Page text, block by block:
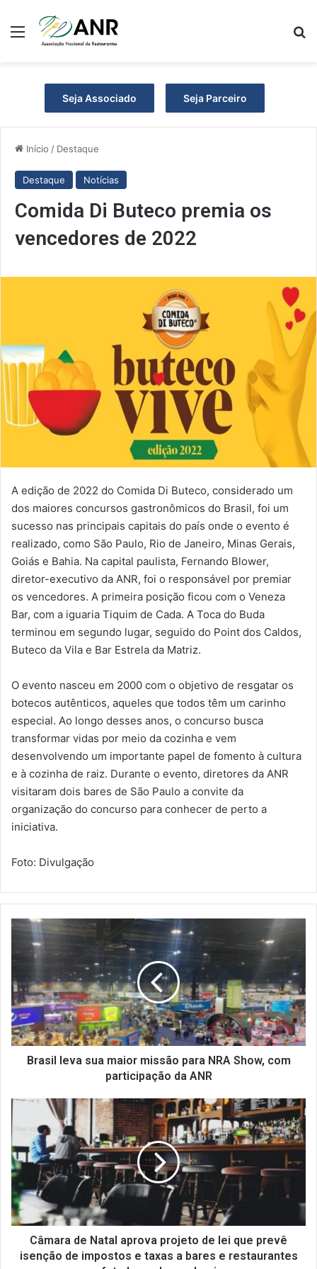
Menu
Seja Associado Seja Parceiro
Início / Destaque
Destaque Notícias
Comida Di Buteco premia os
vencedores de 2022
A edição de 2022 do Comida Di Buteco, considerado um
dos maiores concursos gastronômicos do Brasil, foi um
sucesso nas principais capitais do país onde o evento é
realizado, como São Paulo, Rio de Janeiro, Minas Gerais,
Goiás e Bahia. Na capital paulista, Fernando Blower,
diretor-executivo da ANR, foi o responsável por premiar
os vencedores. A primeira posição ficou com o Veneza
Bar, com a iguaria Tiquim de Cada. A Toca do Buda
terminou em segundo lugar, seguido do Point dos Caldos,
Buteco da Vila e Bar Estrela da Matriz.
O evento nasceu em 2000 com o objetivo de resgatar os
botecos autênticos, aqueles que todos têm um carinho
especial. Ao longo desses anos, o concurso busca
transformar vidas por meio da cozinha e vem
desenvolvendo um importante papel de fomento à cultura
e à cozinha de raiz. Durante o evento, diretores da ANR
visitaram dois bares de São Paulo a convite da
organização do concurso para conhecer de perto a
iniciativa.
Foto: Divulgação
B
i
l
l
e
v
a
m
a
i
o
r
m
i
s
Brasil leva sua maior missão para NRA Show, com
participação da ANR
C
â
m
a
r
a
d
e
N
Câmara de Natal aprova projeto de lei que prevê
isenção de impostos e taxas a bares e restaurantes